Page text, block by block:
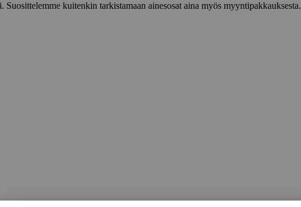
kuitenkin tarkistamaan ainesosat aina myös myyntipakkauksesta.